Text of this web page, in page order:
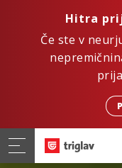
Hitra
Če ste v